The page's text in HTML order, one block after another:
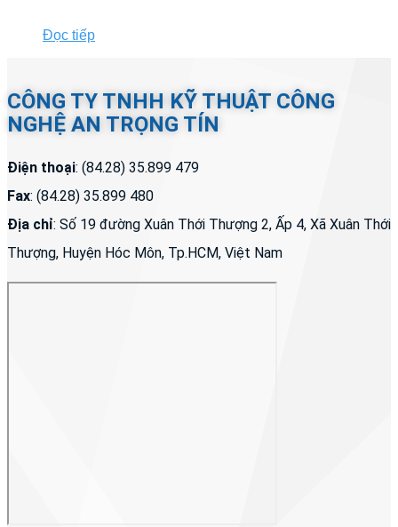
Đọc tiếp
CÔNG TY TNHH KỸ THUẬT CÔNG
NGHỆ AN TRỌNG TÍN
Điện thoại: (84.28) 35.899 479
Fax: (84.28) 35.899 480
Địa chỉ: Số 19 đường Xuân Thới Thượng 2, Ấp 4, Xã Xuân Thới
Thượng, Huyện Hóc Môn, Tp.HCM, Việt Nam